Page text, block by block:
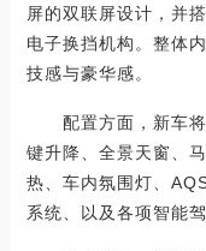
屏的双联屏设计，并
电子换挡机构。整体
技感与豪华感。
配置方面，新车将
键升降、全景天窗、
热、车内氛围灯、
系统、以及各项智能